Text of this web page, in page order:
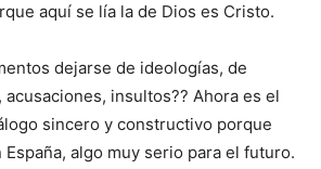
aquí se lía la de Dios es Cristo.
dejarse de ideologías, de
insultos?? Ahora es el
sincero y constructivo porque
algo muy serio para el futuro.